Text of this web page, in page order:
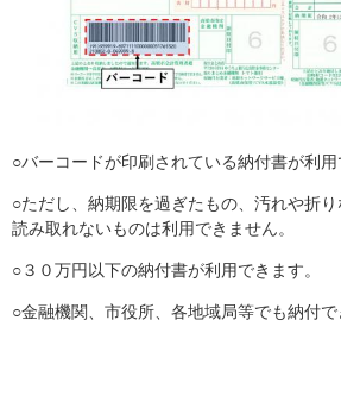
○バーコードが印刷されている納付書が利用
○ただし、納期限を過ぎたもの、汚れや折
読み取れないものは利用できません。
○３０万円以下の納付書が利用できます。
○金融機関、市役所、各地域局等でも納付で